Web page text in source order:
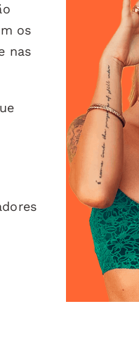
os
nas